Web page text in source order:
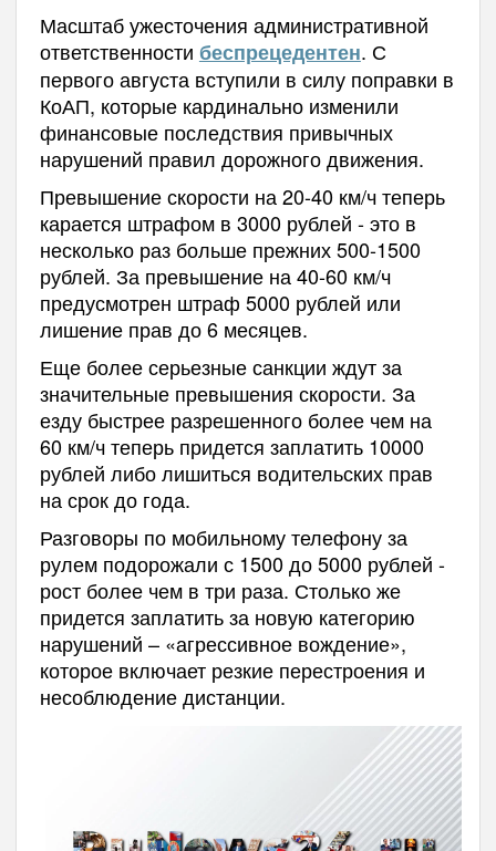
Масштаб ужесточения административной
ответственности беспрецедентен. С
первого августа вступили в силу поправки в
КоАП, которые кардинально изменили
финансовые последствия привычных
нарушений правил дорожного движения.
Превышение скорости на 20-40 км/ч теперь
карается штрафом в 3000 рублей - это в
несколько раз больше прежних 500-1500
рублей. За превышение на 40-60 км/ч
предусмотрен штраф 5000 рублей или
лишение прав до 6 месяцев.
Еще более серьезные санкции ждут за
значительные превышения скорости. За
езду быстрее разрешенного более чем на
60 км/ч теперь придется заплатить 10000
рублей либо лишиться водительских прав
на срок до года.
Разговоры по мобильному телефону за
рулем подорожали с 1500 до 5000 рублей -
рост более чем в три раза. Столько же
придется заплатить за новую категорию
нарушений – «агрессивное вождение»,
которое включает резкие перестроения и
несоблюдение дистанции.